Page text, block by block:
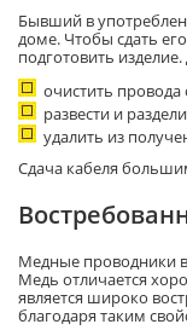
Бывший в
доме. Чтобы сдать
подготовить
очистить провода
развести и
удалить из
Сдача кабеля
Медные проводники в
Медь отличается
является широко
благодаря таким